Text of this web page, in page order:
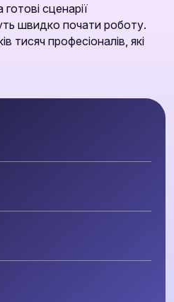
сценарії
швидко почати роботу.
тисяч професіоналів, які